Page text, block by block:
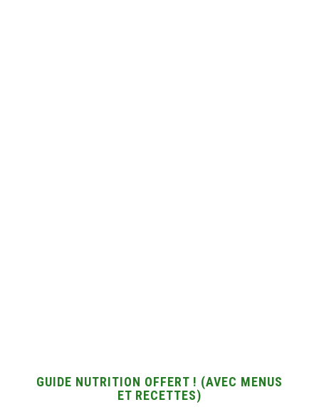
GUIDE NUTRITION OFFERT ! (AVEC MENUS
ET RECETTES)